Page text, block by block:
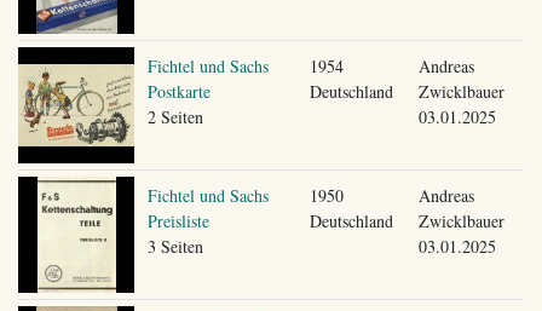
Fichtel und Sachs
Postkarte
2 Seiten
1954
Deutschland
Andreas
Zwicklbauer
03.01.2025
Fichtel und Sachs
Preisliste
3 Seiten
1950
Deutschland
Andreas
Zwicklbauer
03.01.2025